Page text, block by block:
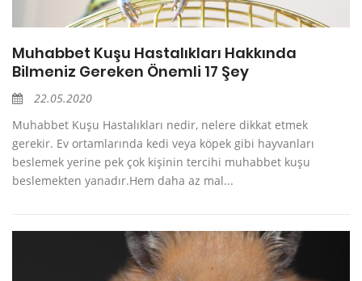
Muhabbet Kuşu Hastalıkları Hakkında
Bilmeniz Gereken Önemli 17 Şey
22.05.2020
Muhabbet Kuşu Hastalıkları nedir, nelere dikkat etmek
gerekir. Ev ortamlarında kedi veya köpek gibi hayvanları
beslemek yerine pek çok kişinin tercihi muhabbet kuşu
beslemekten yanadır.Hem daha az mal...